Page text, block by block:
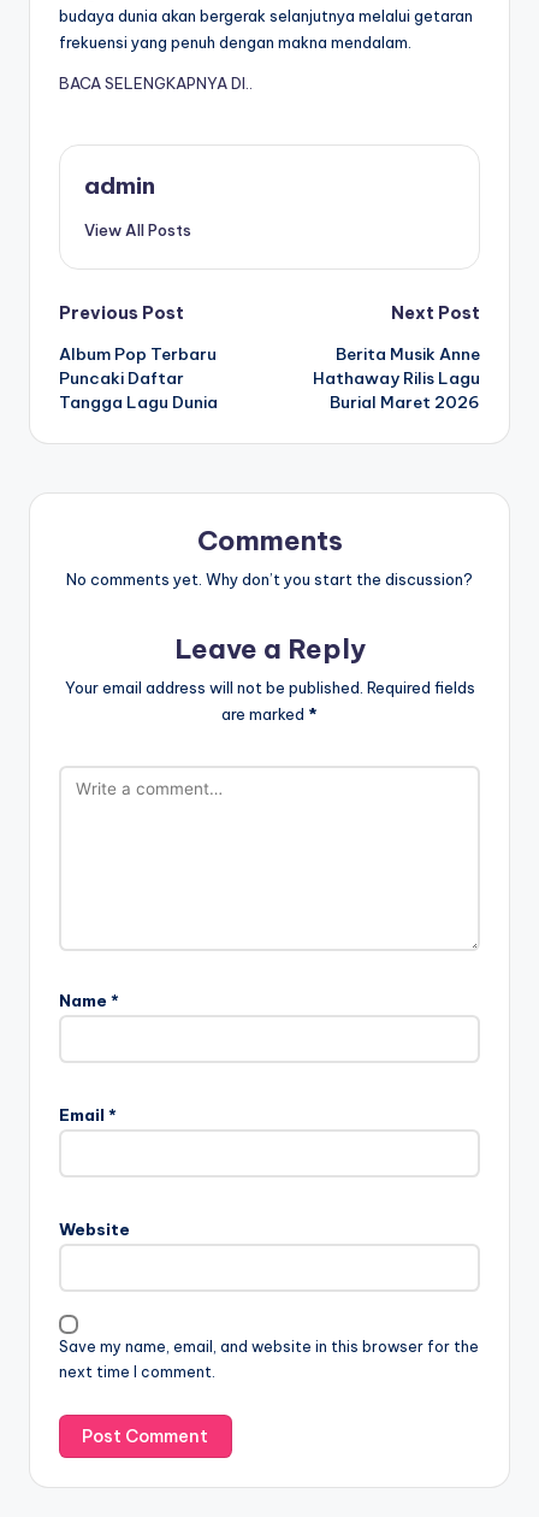
budaya dunia akan bergerak selanjutnya melalui getaran
frekuensi yang penuh dengan makna mendalam.
BACA SELENGKAPNYA DI..
admin
View All Posts
Post
navigation
Previous Post
Album Pop Terbaru
Puncaki Daftar
Tangga Lagu Dunia
Next Post
Berita Musik Anne
Hathaway Rilis Lagu
Burial Maret 2026
Comments
No comments yet. Why don’t you start the discussion?
Leave a Reply
Your email address will not be published. Required fields
are marked *
Name *
Email *
Website
Save my name, email, and website in this browser for the
next time I comment.